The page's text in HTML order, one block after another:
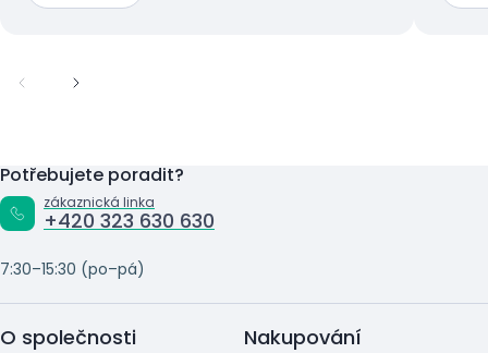
Potřebujete poradit?
zákaznická linka
+420 323 630 630
7:30–15:30 (po–pá)
O společnosti Nakupování